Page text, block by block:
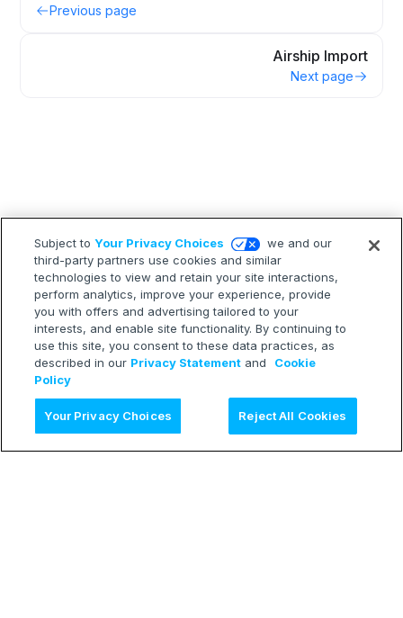
Previous page
Airship Import
Next page
Subject toYour Privacy Choices
we and our
third-party partners use cookies and similar
technologies to view and retain your site interactions,
perform analytics, improve your experience, provide
you with offers and advertising tailored to your
interests, and enable site functionality. By continuing to
use this site, you consent to these data practices, as
described in our Privacy Statement and
Cookie
Policy
Your Privacy Choices Reject All Cookies